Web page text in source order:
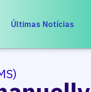
Últimas Notícias